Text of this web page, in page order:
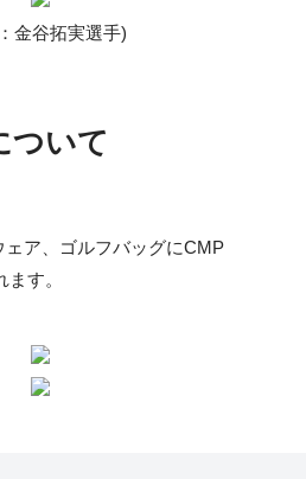
金谷拓実選手)
ついて
ア、ゴルフバッグにCMP
す。